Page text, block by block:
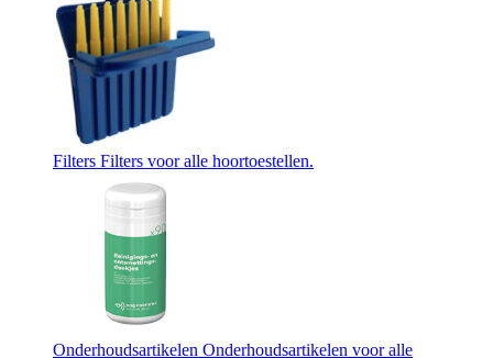
Filters Filters voor alle hoortoestellen.
Onderhoudsartikelen Onderhoudsartikelen voor alle